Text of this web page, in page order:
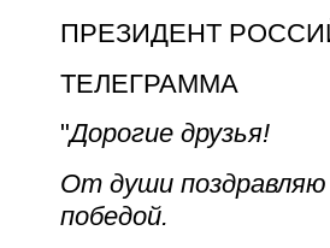
ПРЕЗИДЕНТ
ТЕЛЕГРАММА
"Дорогие друзья!
От души
победой.